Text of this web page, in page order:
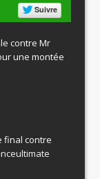
Suivre
contre Mr
une montée
final contre